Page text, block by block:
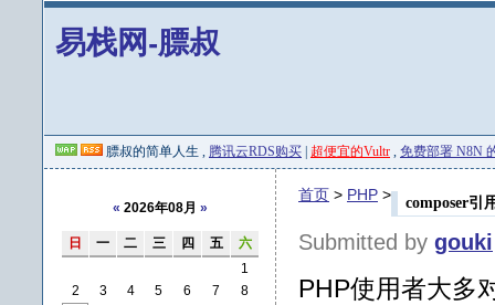
易栈网-膘叔
膘叔的简单人生 , 腾讯云RDS购买 超便宜的Vultr , 免费部署 N8N
composer引
首页 > PHP >
Submitted by gouki
PHP使用者大多
« 2026年08月 »
日 一 二 三 四 五
六
1
2
3 4 5 6 7
8